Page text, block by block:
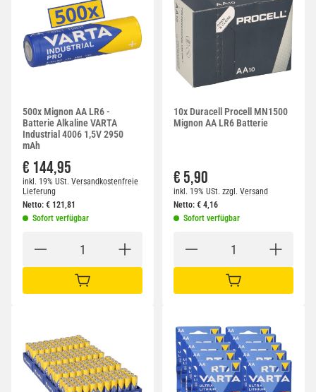
500x Mignon AA LR6 -
Batterie Alkaline VARTA
Industrial 4006 1,5V 2950
mAh
€ 144,95
inkl. 19% USt. Versandkostenfreie
Lieferung
Netto: € 121,81
Sofort verfügbar
IN DEN WARENKORB
10x Duracell Procell MN1500
Mignon AA LR6 Batterie
€ 5,90
inkl. 19% USt. zzgl. Versand
Netto: € 4,16
Sofort verfügbar
IN DEN WARENKORB